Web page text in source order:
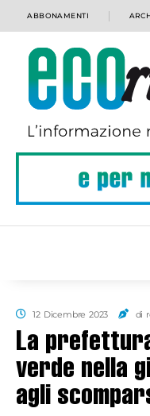
ABBONAMENTI
12 Dicembre 2023 di
La
verde nella
agli